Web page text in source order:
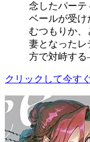
念したパーテ
ベールが受け
むつもりか、
妻となったレ
方で対峙す
クリックして今す